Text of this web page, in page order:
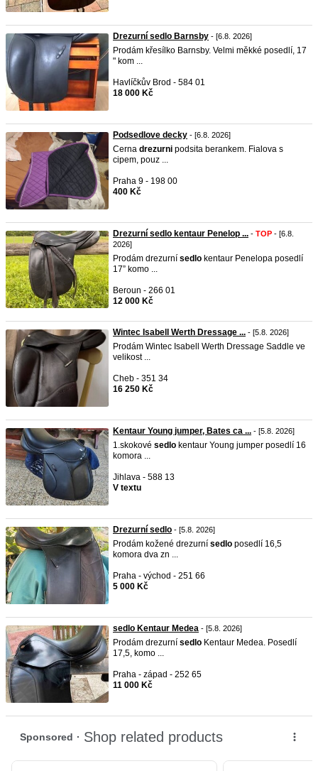
Drezurní sedlo Barnsby - [6.8. 2026]
Prodám křesílko Barnsby. Velmi měkké posedlí, 17
" kom ...
Havlíčkův Brod - 584 01
18 000 Kč
Podsedlove decky - [6.8. 2026]
Cerna drezurni podsita berankem. Fialova s
cipem, pouz ...
Praha 9 - 198 00
400 Kč
Drezurní sedlo kentaur Penelop ... - TOP - [6.8.
2026]
Prodám drezurní sedlo kentaur Penelopa posedlí
17” komo ...
Beroun - 266 01
12 000 Kč
Wintec Isabell Werth Dressage ... - [5.8. 2026]
Prodám Wintec Isabell Werth Dressage Saddle ve
velikost ...
Cheb - 351 34
16 250 Kč
Kentaur Young jumper, Bates ca ... - [5.8. 2026]
1.skokové sedlo kentaur Young jumper posedlí 16
komora ...
Jihlava - 588 13
V textu
Drezurní sedlo - [5.8. 2026]
Prodám kožené drezurní sedlo posedlí 16,5
komora dva zn ...
Praha - východ - 251 66
5 000 Kč
sedlo Kentaur Medea - [5.8. 2026]
Prodám drezurní sedlo Kentaur Medea. Posedlí
17,5, komo ...
Praha - západ - 252 65
11 000 Kč